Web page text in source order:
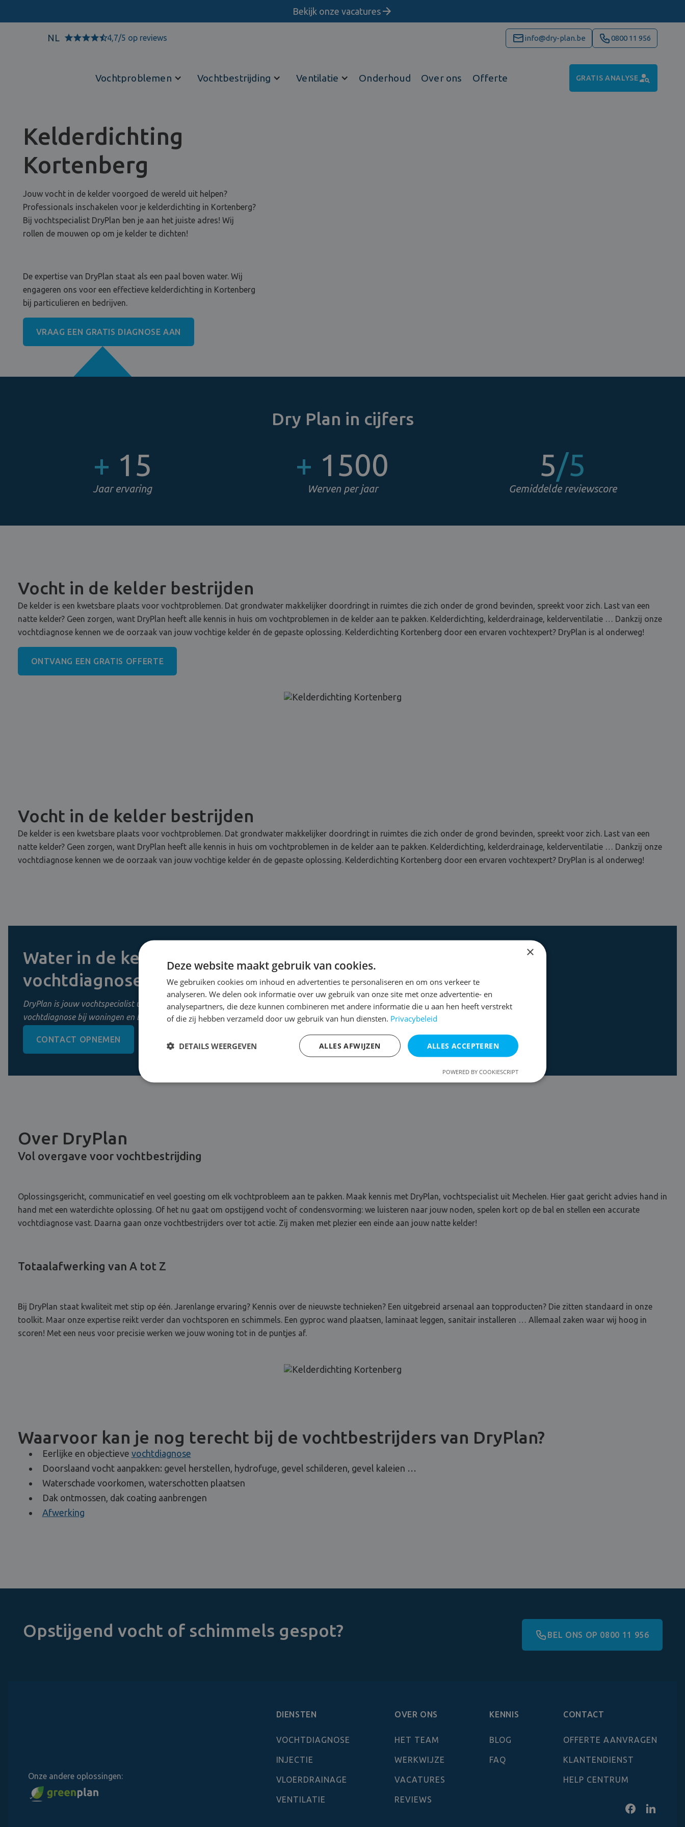
Bekijk onze vacatures
NL 4,7/5 op reviews info@dry-plan.be 0800 11 956
Vochtproblemen Vochtbestrijding Ventilatie Onderhoud Over ons Offerte GRATIS ANALYSE
Kelderdichting
Kortenberg
Jouw vocht in de kelder voorgoed de wereld uit helpen?
Professionals inschakelen voor je kelderdichting in Kortenberg?
Bij vochtspecialist DryPlan ben je aan het juiste adres! Wij
rollen de mouwen op om je kelder te dichten!
De expertise van DryPlan staat als een paal boven water. Wij
engageren ons voor een effectieve kelderdichting in Kortenberg
bij particulieren en bedrijven.
VRAAG EEN GRATIS DIAGNOSE AAN
Dry Plan in cijfers
+ 15
Jaar ervaring
+ 1500
Werven per jaar
5/5
Gemiddelde reviewscore
Vocht in de kelder bestrijden
De kelder is een kwetsbare plaats voor vochtproblemen. Dat grondwater makkelijker doordringt in ruimtes die zich onder de grond bevinden, spreekt voor zich. Last van een
natte kelder? Geen zorgen, want DryPlan heeft alle kennis in huis om vochtproblemen in de kelder aan te pakken. Kelderdichting, kelderdrainage, kelderventilatie … Dankzij onze
vochtdiagnose kennen we de oorzaak van jouw vochtige kelder én de gepaste oplossing. Kelderdichting Kortenberg door een ervaren vochtexpert? DryPlan is al onderweg!
ONTVANG EEN GRATIS OFFERTE
Vocht in de kelder bestrijden
De kelder is een kwetsbare plaats voor vochtproblemen. Dat grondwater makkelijker doordringt in ruimtes die zich onder de grond bevinden, spreekt voor zich. Last van een
natte kelder? Geen zorgen, want DryPlan heeft alle kennis in huis om vochtproblemen in de kelder aan te pakken. Kelderdichting, kelderdrainage, kelderventilatie … Dankzij onze
vochtdiagnose kennen we de oorzaak van jouw vochtige kelder én de gepaste oplossing. Kelderdichting Kortenberg door een ervaren vochtexpert? DryPlan is al onderweg!
Water in de kelder? Vraag een gratis
vochtdiagnose aan
DryPlan is jouw vochtspecialist uit Mechelen. Wij zorgen voor een uitgebreide
vochtdiagnose bij woningen en bedrijven in Vlaanderen.
CONTACT OPNEMEN
Over DryPlan
Vol overgave voor vochtbestrijding
Oplossingsgericht, communicatief en veel goesting om elk vochtprobleem aan te pakken. Maak kennis met DryPlan, vochtspecialist uit Mechelen. Hier gaat gericht advies hand in
hand met een waterdichte oplossing. Of het nu gaat om opstijgend vocht of condensvorming: we luisteren naar jouw noden, spelen kort op de bal en stellen een accurate
vochtdiagnose vast. Daarna gaan onze vochtbestrijders over tot actie. Zij maken met plezier een einde aan jouw natte kelder!
Totaalafwerking van A tot Z
Bij DryPlan staat kwaliteit met stip op één. Jarenlange ervaring? Kennis over de nieuwste technieken? Een uitgebreid arsenaal aan topproducten? Die zitten standaard in onze
toolkit. Maar onze expertise reikt verder dan vochtsporen en schimmels. Een gyproc wand plaatsen, laminaat leggen, sanitair installeren … Allemaal zaken waar wij hoog in
scoren! Met een neus voor precisie werken we jouw woning tot in de puntjes af.
Waarvoor kan je nog terecht bij de vochtbestrijders van DryPlan?
Eerlijke en objectieve vochtdiagnose
Doorslaand vocht aanpakken: gevel herstellen, hydrofuge, gevel schilderen, gevel kaleien …
Waterschade voorkomen, waterschotten plaatsen
Dak ontmossen, dak coating aanbrengen
Afwerking
Opstijgend vocht of schimmels gespot? BEL ONS OP 0800 11 956
Onze andere oplossingen:
DIENSTEN
VOCHTDIAGNOSE
INJECTIE
VLOERDRAINAGE
VENTILATIE
OVER ONS
HET TEAM
WERKWIJZE
VACATURES
REVIEWS
KENNIS
BLOG
FAQ
CONTACT
OFFERTE AANVRAGEN
KLANTENDIENST
HELP CENTRUM
×
Deze website maakt gebruik van cookies.
We gebruiken cookies om inhoud en advertenties te personaliseren en om ons verkeer te
analyseren. We delen ook informatie over uw gebruik van onze site met onze advertentie- en
analysepartners, die deze kunnen combineren met andere informatie die u aan hen heeft verstrekt
of die zij hebben verzameld door uw gebruik van hun diensten. Privacybeleid
ALLES ACCEPTEREN
ALLES AFWIJZEN
DETAILS WEERGEVEN
POWERED BY COOKIESCRIPT